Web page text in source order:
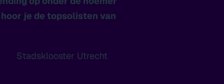
je de topsolisten van
Stadsklooster Utrecht